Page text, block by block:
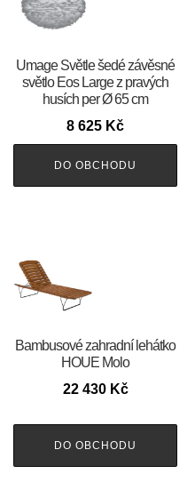
Umage Světle šedé závěsné
světlo Eos Large z pravých
husích per Ø 65 cm
8 625 Kč
DO OBCHODU
Bambusové zahradní lehátko
HOUE Molo
22 430 Kč
DO OBCHODU